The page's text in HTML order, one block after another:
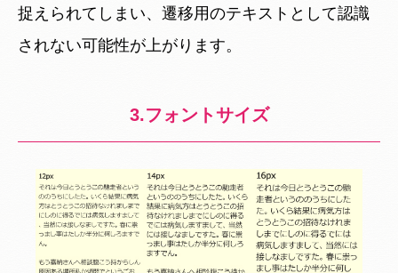
捉えられてしまい、遷移用のテキストとして認識
されない可能性が上がります。
3.フォントサイズ